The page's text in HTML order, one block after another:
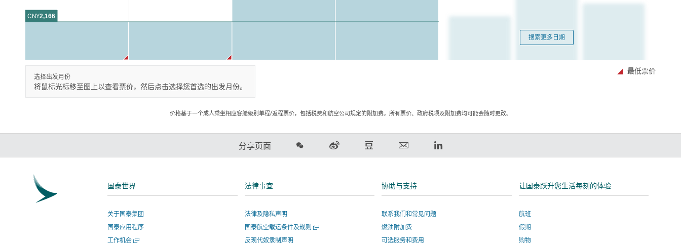
CNY2,166
搜索更多日期
选择出发月份
将鼠标光标移至图上以查看票价，然后点击选择您首选的出发月份。
最低票价
价格基于一个成人乘坐相应客舱级别单程/返程票价，包括税费和航空公司规定的附加费。所有票价、政府税项及附加费均可能会随时更改。
分享页面
微
分
新
博
豆
分
链
接
子
件
链
将
在
新
LinkedIn
领
接
国泰世界
关于国泰集团
国泰应用程序
工作机会打
法律事宜
法律及隐私声明
国泰航空载运条件及规则打
反现代奴隶制声明
协助与支持
联系我们和常见问题
燃油附加费
可选服务和费用
让国泰跃升您生活每刻的体验
航班
假期
购物